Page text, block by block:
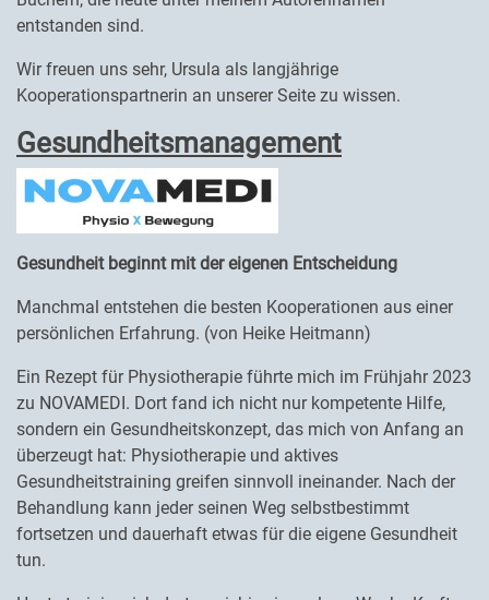
entstanden sind.
Wir freuen uns sehr, Ursula als langjährige
Kooperationspartnerin an unserer Seite zu wissen.
Gesundheitsmanagement
Gesundheit beginnt mit der eigenen Entscheidung
Manchmal entstehen die besten Kooperationen aus einer
persönlichen Erfahrung. (von Heike Heitmann)
Ein Rezept für Physiotherapie führte mich im Frühjahr 2023
zu NOVAMEDI. Dort fand ich nicht nur kompetente Hilfe,
sondern ein Gesundheitskonzept, das mich von Anfang an
überzeugt hat: Physiotherapie und aktives
Gesundheitstraining greifen sinnvoll ineinander. Nach der
Behandlung kann jeder seinen Weg selbstbestimmt
fortsetzen und dauerhaft etwas für die eigene Gesundheit
tun.